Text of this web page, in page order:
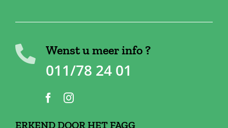
Wenst u meer info ?
011/78 24 01
ERKEND DOOR HET FAGG